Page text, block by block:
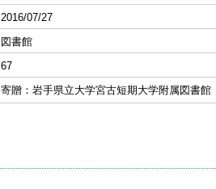
2016/07/27
図書館
67
寄贈：岩手県立大学宮古短期大学附属図書館